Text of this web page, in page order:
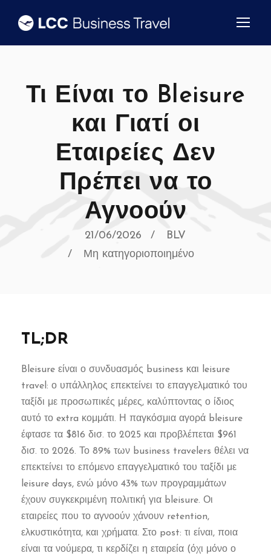
21/06/2026
BLV
Μη κατηγοριοποιημένο
Τι Είναι το Bleisure
και Γιατί οι
Εταιρείες Δεν
Πρέπει να το
Αγνοούν
TL;DR
Bleisure είναι ο συνδυασμός business και leisure
travel: ο υπάλληλος επεκτείνει το επαγγελματικό του
ταξίδι με προσωπικές μέρες, καλύπτοντας ο ίδιος
αυτό το extra κομμάτι. Η παγκόσμια αγορά bleisure
έφτασε τα $816 δισ. το 2025 και προβλέπεται $961
δισ. το 2026. Το 89% των business travelers θέλει να
επεκτείνει το επόμενο επαγγελματικό του ταξίδι με
leisure days, ενώ μόνο 43% των προγραμμάτων
έχουν συγκεκριμένη πολιτική για bleisure. Οι
εταιρείες που το αγνοούν χάνουν retention,
ελκυστικότητα, και χρήματα. Στο post: τι είναι, ποια
είναι τα νούμερα, τι κερδίζει η εταιρεία (όχι μόνο ο